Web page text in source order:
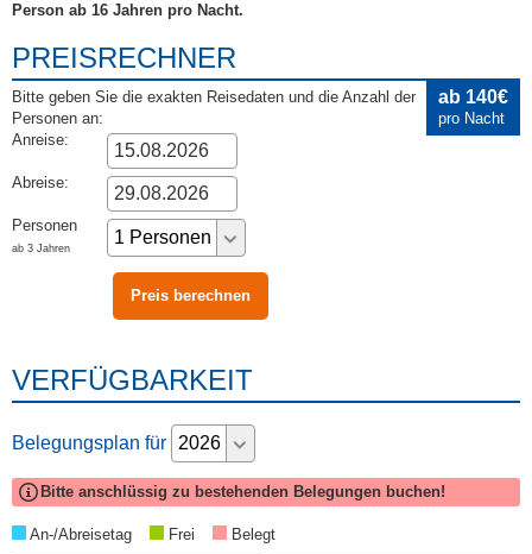
Person ab 16 Jahren pro Nacht.
ab 140€
pro Nacht
PREISRECHNER
Bitte geben Sie die exakten Reisedaten und die Anzahl der
Personen an:
Anreise:
Abreise:
Personen
ab 3 Jahren
VERFÜGBARKEIT
Belegungsplan für
Bitte anschlüssig zu bestehenden Belegungen buchen!
An-/Abreisetag Frei Belegt